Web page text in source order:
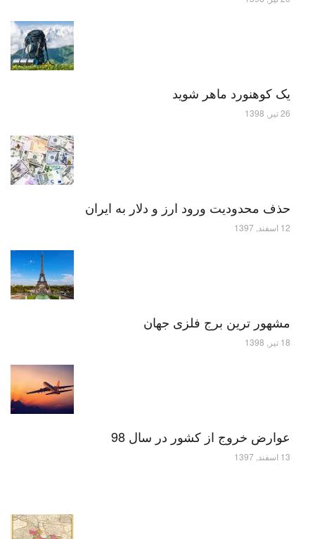
یک کوهنورد ماهر شوید
26 تیر, 1398
حذف محدودیت ورود ارز و دلار به ایران
12 اسفند, 1397
مشهور ترین برج فلزی جهان
18 تیر, 1398
عوارض خروج از کشور در سال 98
13 اسفند, 1397